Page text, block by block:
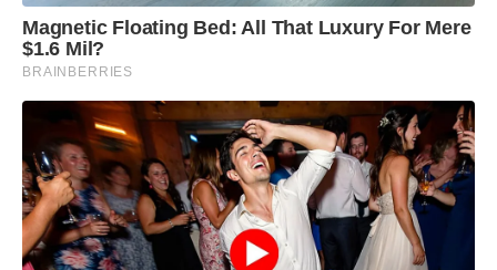
Magnetic Floating Bed: All That Luxury For Mere
$1.6 Mil?
BRAINBERRIES